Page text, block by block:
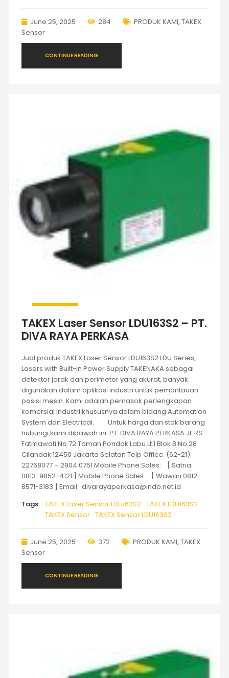
June 25, 2025 284 PRODUK KAMI, TAKEX
Sensor
CONTINUE READING
TAKEX Laser Sensor LDU163S2 – PT.
DIVA RAYA PERKASA
Jual produk TAKEX Laser Sensor LDU163S2 LDU Series,
Lasers with Built-in Power Supply TAKENAKA sebagai
detektor jarak dan perimeter yang akurat, banyak
digunakan dalam aplikasi industri untuk pemantauan
posisi mesin. Kami adalah pemasok perlengkapan
komersial Industri khususnya dalam bidang Automation
System dan Electrical. Untuk harga dan stok barang
hubungi kami dibawah ini: PT. DIVA RAYA PERKASA Jl. RS
Fatmawati No.72 Taman Pondok Labu Lt.1 Blok B No.28
Cilandak 12450 Jakarta Selatan Telp Office: (62-21)
22768077 – 2904 0751 Mobile Phone Sales: [ Satria
0813-9852-4121 ] Mobile Phone Sales: [ Wawan 0812-
8571-3183 ] Email: divarayaperkasa@indo.net.id
Tags: TAKEX Laser Sensor LDU163S2 TAKEX LDU163S2
TAKEX Sensor TAKEX Sensor LDU163S2
June 25, 2025 372 PRODUK KAMI, TAKEX
Sensor
CONTINUE READING